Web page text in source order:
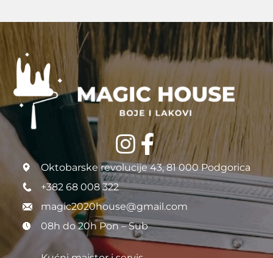
Oktobarske revolucije 43, 81 000 Podgorica
+382 68 008 322
magic2020house@gmail.com
08h do 20h Pon – Sub